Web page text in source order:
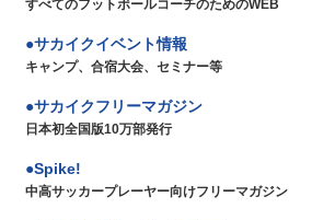
すべてのフットボールコーチのためのWEB
サカイクイベント情報
キャンプ、合宿大会、セミナー等
サカイクフリーマガジン
日本初全国版10万部発行
Spike!
中高サッカープレーヤー向けフリーマガジン